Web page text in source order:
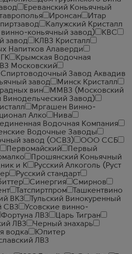
Ереванский Коньячный
Иронсан
Итар
Калужский Кристалл
коньячный завод)
КВС
завод
КЛВЗ Кристалл
Напитков Алаверди
Крымская Водочная
Московский
Завод Аквадив
завод
Минск Кристалл
вин
ММВЗ (Московский
Винодельческий Завод)
Мргашен Винно-
Алко
Нива
Водочная Компания
Водочные Заводы
завод (ОСВЗ)
ООО ССБ
Первомайский
Первый
Прошянский Коньячный
и К
Русский Алкоголь (Руст
Русский стандарт
Синергия
Смирнов
Татспиртпром
Ташкентвино
ВКЗ
Тульский Винокуренный
СВЗ
Усовские винно-
Фортуна ЛВЗ
Царь Тигран
ЛВЗ
Черный знахарь
водка
Юпитер
ЛВЗ